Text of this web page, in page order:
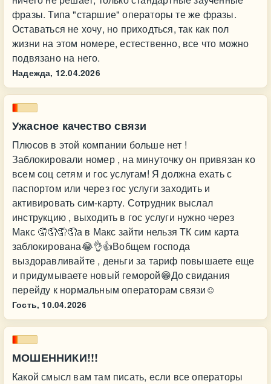
фразы. Типа "старшие" операторы те же фразы.
Оставаться не хочу, но приходться, так как пол
жизни на этом номере, естественно, все что можно
подвязано на него.
Надежда, 12.04.2026
Ужасное качество связи
Плюсов в этой компании больше нет !
Заблокировали номер , на минуточку он привязан ко
всем соц сетям и гос услугам! Я должна ехать с
паспортом или через гос услуги заходить и
активировать сим-карту. Сотрудник выслал
инструкцию , выходить в гос услуги нужно через
Макс 🤦🤦🤦🤦а в Макс зайти нельзя ТК сим карта
заблокирована😂👌👍Вобщем господа
выздоравливайте , деньги за тариф повышаете еще
и придумываете новый геморой😁До свидания
перейду к нормальным операторам связи☺️
Гость, 10.04.2026
МОШЕННИКИ!!!
Какой смысл вам там писать, если все операторы